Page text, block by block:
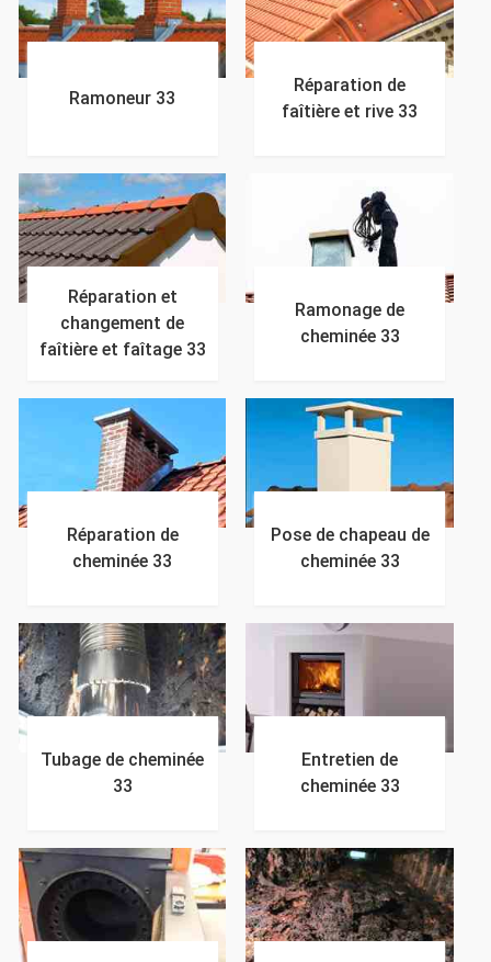
Ramoneur 33
Réparation de
faîtière et rive 33
Réparation et
changement de
faîtière et faîtage 33
Ramonage de
cheminée 33
Réparation de
cheminée 33
Pose de chapeau de
cheminée 33
Tubage de cheminée
33
Entretien de
cheminée 33